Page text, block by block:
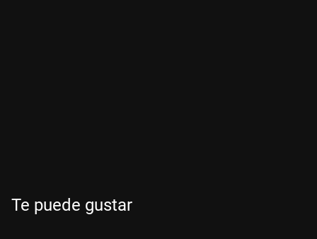
Te puede gustar